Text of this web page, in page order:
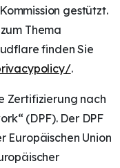
gestützt.
Thema
finden Sie
.
Zertifizierung nach
(DPF). Der DPF
Europäischen Union